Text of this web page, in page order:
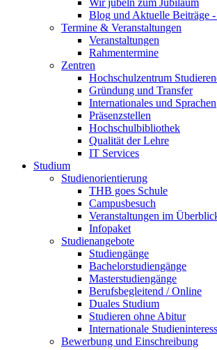
Wir jubeln zum Jubiläum
Blog und Aktuelle Beiträge
Termine & Veranstaltungen
Veranstaltungen
Rahmentermine
Zentren
Hochschulzentrum
Gründung und Transfer
Internationales und Sprachen
Präsenzstellen
Hochschulbibliothek
Qualität der Lehre
IT Services
Studium
Studienorientierung
THB goes Schule
Campusbesuch
Veranstaltungen im
Infopaket
Studienangebote
Studiengänge
Bachelorstudiengänge
Masterstudiengänge
Berufsbegleitend / Online
Duales Studium
Studieren ohne Abitur
Internationale
Bewerbung und Einschreibung